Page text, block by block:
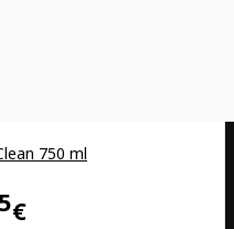
750 ml
€